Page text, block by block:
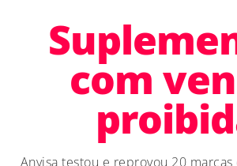
com
Anvisa testou e reprovou 20